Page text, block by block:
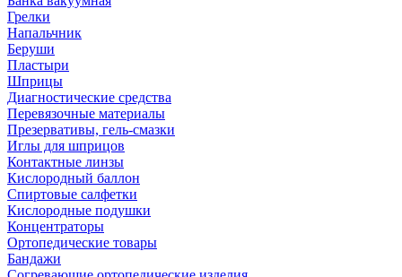
Грелки
Напальчник
Беруши
Пластыри
Шприцы
Диагностические средства
Перевязочные материалы
Презервативы, гель-смазки
Иглы для шприцов
Контактные линзы
Кислородный баллон
Спиртовые салфетки
Кислородные подушки
Концентраторы
Ортопедические товары
Бандажи